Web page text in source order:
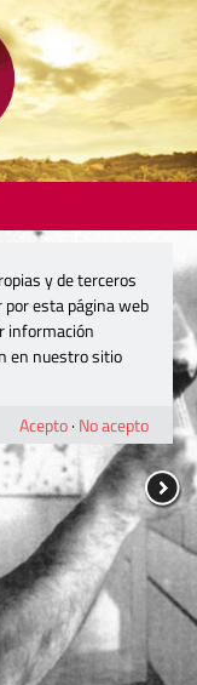
y de terceros
esta página web
información
en nuestro sitio
Acepto· No acepto